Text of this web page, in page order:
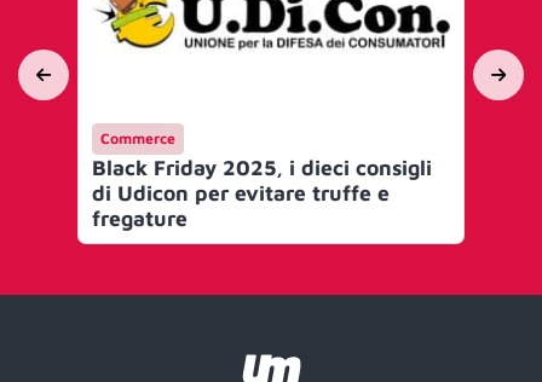
Commerce
Black Friday 2025, i dieci consigli
di Udicon per evitare truffe e
fregature